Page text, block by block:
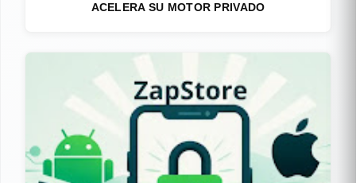
ACELERA SU MOTOR PRIVADO